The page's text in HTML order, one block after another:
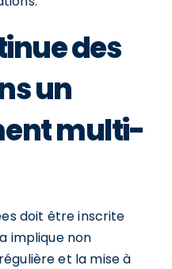
des
un
multi-
doit être inscrite
implique non
et la mise à